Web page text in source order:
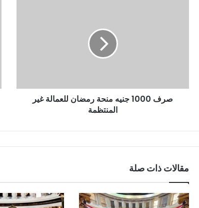
صرف 1000 جنيه منحة رمضان للعمالة غير
المنتظمة
مقالات ذات صلة